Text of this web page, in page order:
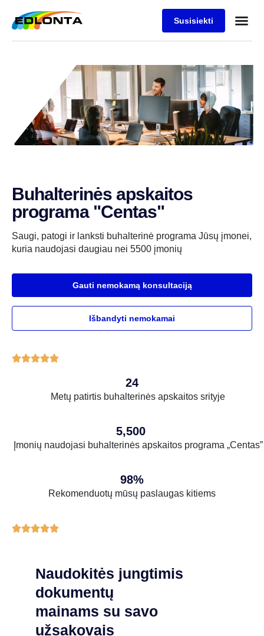
Susisiekti
Išbandyti nemokamai
Gauti nemokamą konsultaciją
Saugi, patogi ir lanksti buhalterinė programa Jūsų įmonei,
kuria naudojasi daugiau nei 5500 įmonių
Buhalterinės apskaitos
programa "Centas"

24
Metų patirtis buhalterinės apskaitos srityje
5,500
Įmonių naudojasi buhalterinės apskaitos programa „Centas”
98%
Rekomenduotų mūsų paslaugas kitiems

Naudokitės jungtimis
dokumentų
mainams su savo
užsakovais